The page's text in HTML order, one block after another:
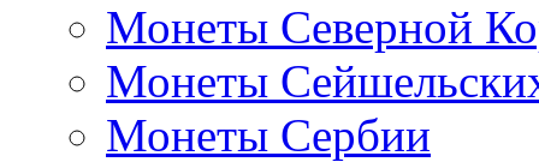
Монеты Северной
Монеты
Монеты Сербии